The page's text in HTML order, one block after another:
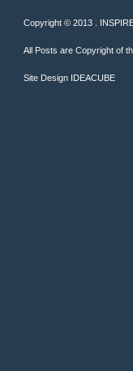
Copyright © 2013 .
All Posts are Copyright of
Site Design IDEACUBE